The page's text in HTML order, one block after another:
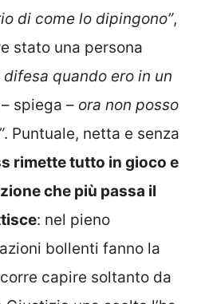
di come lo dipingono”,
stato una persona
difesa quando ero in un
– spiega – ora non posso
. Puntuale, netta e senza
rimette tutto in gioco e
che più passa il
: nel pieno
bollenti fanno la
capire soltanto da